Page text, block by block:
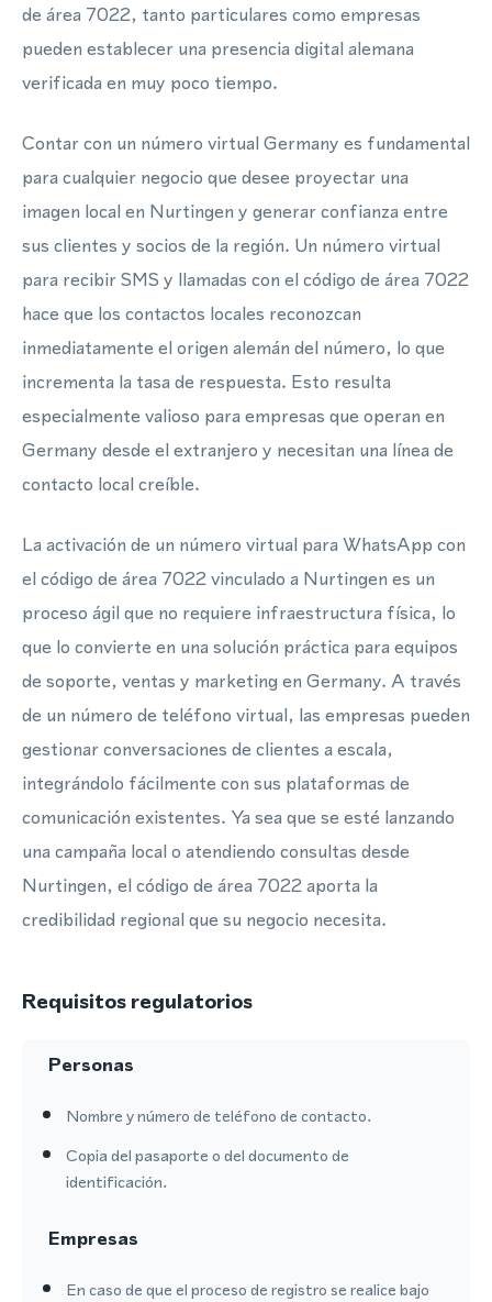
de área 7022, tanto particulares como empresas
pueden establecer una presencia digital alemana
verificada en muy poco tiempo.
Contar con un número virtual Germany es fundamental
para cualquier negocio que desee proyectar una
imagen local en Nurtingen y generar confianza entre
sus clientes y socios de la región. Un número virtual
para recibir SMS y llamadas con el código de área 7022
hace que los contactos locales reconozcan
inmediatamente el origen alemán del número, lo que
incrementa la tasa de respuesta. Esto resulta
especialmente valioso para empresas que operan en
Germany desde el extranjero y necesitan una línea de
contacto local creíble.
La activación de un número virtual para WhatsApp con
el código de área 7022 vinculado a Nurtingen es un
proceso ágil que no requiere infraestructura física, lo
que lo convierte en una solución práctica para equipos
de soporte, ventas y marketing en Germany. A través
de un número de teléfono virtual, las empresas pueden
gestionar conversaciones de clientes a escala,
integrándolo fácilmente con sus plataformas de
comunicación existentes. Ya sea que se esté lanzando
una campaña local o atendiendo consultas desde
Nurtingen, el código de área 7022 aporta la
credibilidad regional que su negocio necesita.
Requisitos regulatorios
Personas
Nombre y número de teléfono de contacto.
Copia del pasaporte o del documento de
identificación.
Empresas
En caso de que el proceso de registro se realice bajo